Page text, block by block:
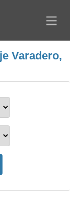
Varadero,